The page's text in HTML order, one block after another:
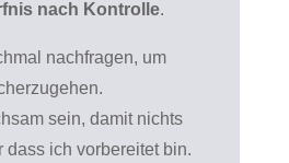
nach Kontrolle.
nachfragen, um
sein, damit nichts
dass ich vorbereitet bin.